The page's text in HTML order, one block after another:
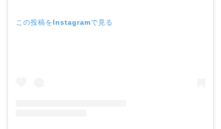
この投稿をInstagramで見る